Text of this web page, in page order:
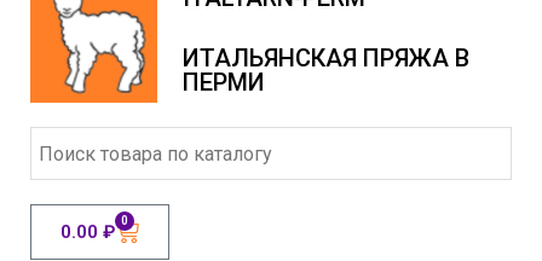
ИТАЛЬЯНСКАЯ ПРЯЖА В
ПЕРМИ
0.00 ₽ 0